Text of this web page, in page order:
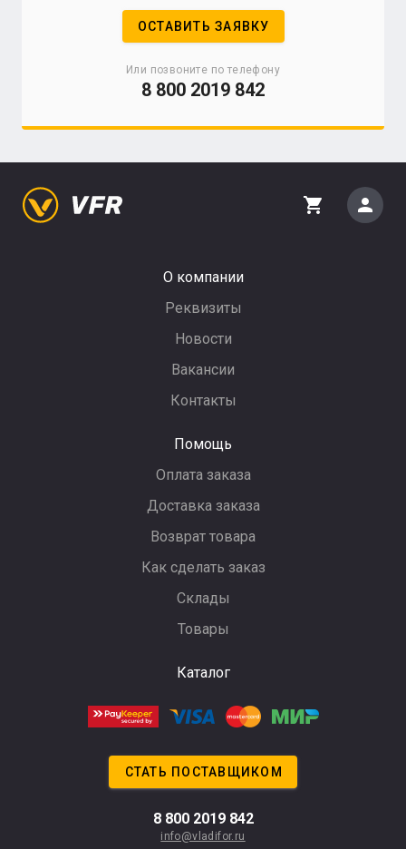
ОСТАВИТЬ ЗАЯВКУ
Или позвоните по телефону
8 800 2019 842
О компании
Реквизиты
Новости
Вакансии
Контакты
Помощь
Оплата заказа
Доставка заказа
Возврат товара
Как сделать заказ
Склады
Товары
Каталог
shopping_cart person
СТАТЬ ПОСТАВЩИКОМ
8 800 2019 842
info@vladifor.ru